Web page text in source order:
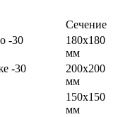
Сечение
-30
180х180
мм
-30
200х200
мм
150х150
мм